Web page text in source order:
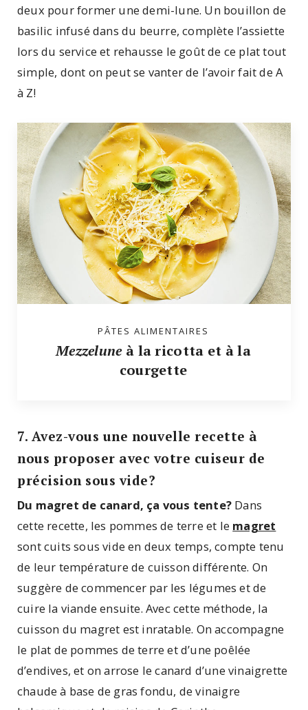
deux pour former une demi-lune. Un bouillon de
basilic infusé dans du beurre, complète l’assiette
lors du service et rehausse le goût de ce plat tout
simple, dont on peut se vanter de l’avoir fait de A
à Z!
PÂTES ALIMENTAIRES
Mezzeluneà la ricotta et à la
courgette
7. Avez-vous une nouvelle recette à
nous proposer avec votre cuiseur de
précision sous vide?
Du magret de canard, ça vous tente? Dans
cette recette, les pommes de terre et le magret
sont cuits sous vide en deux temps, compte tenu
de leur température de cuisson différente. On
suggère de commencer par les légumes et de
cuire la viande ensuite. Avec cette méthode, la
cuisson du magret est inratable. On accompagne
le plat de pommes de terre et d’une poêlée
d’endives, et on arrose le canard d’une vinaigrette
chaude à base de gras fondu, de vinaigre